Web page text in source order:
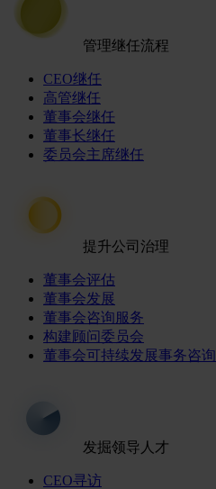
管理继任流程
CEO继任
高管继任
董事会继任
董事长继任
委员会主席继任
提升公司治理
董事会评估
董事会发展
董事会咨询服务
构建顾问委员会
董事会可持续发展事务咨询
发掘领导人才
CEO寻访